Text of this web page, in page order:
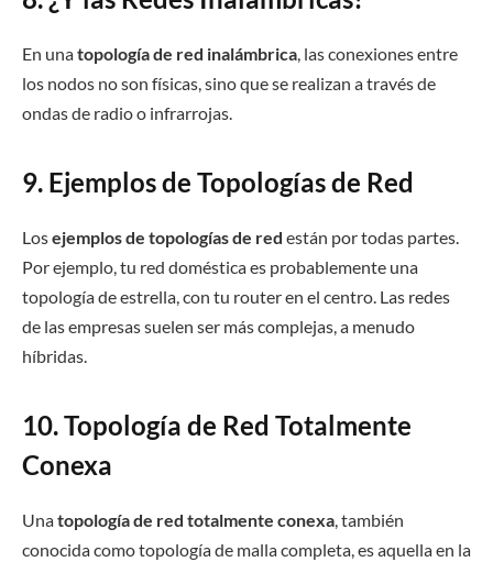
En unatopología de red inalámbrica , las conexiones entre
los nodos no son físicas, sino que se realizan a través de
ondas de radio o infrarrojas.
9. Ejemplos de Topologías de Red
Losejemplos de topologías de red están por todas partes.
Por ejemplo, tu red doméstica es probablemente una
topología de estrella, con tu router en el centro. Las redes
de las empresas suelen ser más complejas, a menudo
híbridas.
10. Topología de Red Totalmente
Conexa
Unatopología de red totalmente conexa, también
conocida como topología de malla completa, es aquella en la